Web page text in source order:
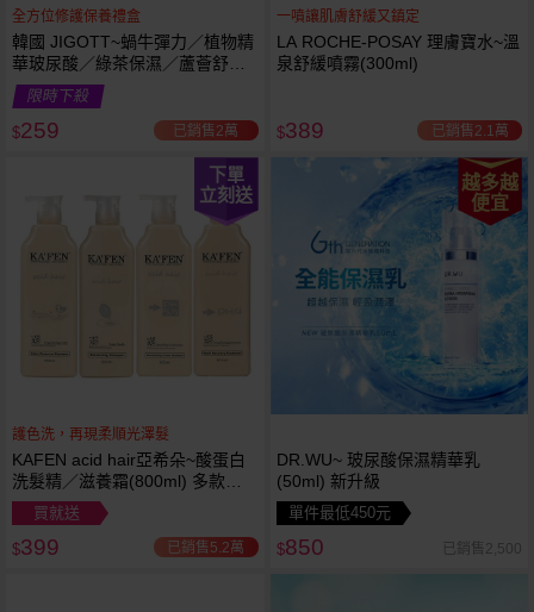
全方位修護保養禮盒
韓國 JIGOTT~蝸牛彈力／植物精
華玻尿酸／綠茶保濕／蘆薈舒緩
修復 禮盒(5件組) 款式可選 化妝
水+乳液+面霜
限時下殺
$259 已銷售2萬
一噴讓肌膚舒緩又鎮定
LA ROCHE-POSAY 理膚寶水~溫
泉舒緩噴霧(300ml)
$389 已銷售2.1萬
下單
立刻送
護色洗，再現柔順光澤髮
KAFEN acid hair亞希朵~酸蛋白
洗髮精／滋養霜(800ml) 多款可
選
買就送
$399 已銷售5.2萬
越多越
便宜
DR.WU~ 玻尿酸保濕精華乳
(50ml) 新升級
單件最低450元
$850 已銷售2,500